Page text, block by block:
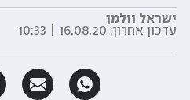
ישראל וולמן
עדכון אחרון: 16.08.20 | 10:33